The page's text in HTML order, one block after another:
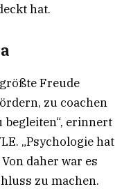
hat.
Freude
zu coachen
erinnert
„Psychologie hat
daher war es
zu machen.